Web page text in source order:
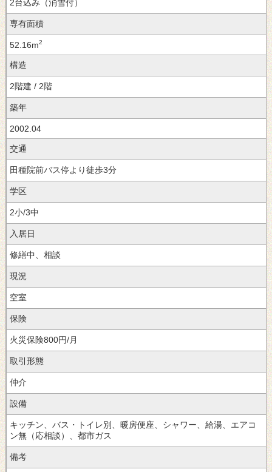
2台込み（消雪付）
専有面積
52.16m2
構造
2階建 / 2階
築年
2002.04
交通
田種院前バス停より徒歩3分
学区
2小/3中
入居日
修繕中、相談
現況
空室
保険
火災保険800円/月
取引形態
仲介
設備
キッチン、バス・トイレ別、暖房便座、シャワー、給湯、エアコ
ン無（応相談）、都市ガス
備考